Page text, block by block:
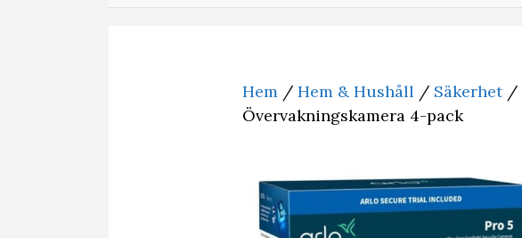
Hem / Hem & Hushåll / Säkerhet/
Övervakningskamera 4-pack